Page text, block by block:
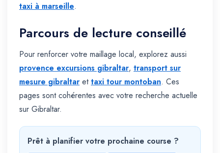
taxi à marseille.
Parcours de lecture conseillé
Pour renforcer votre maillage local, explorez aussi
provence excursions gibraltar, transport sur
mesure gibraltar ettaxi tour montoban. Ces
pages sont cohérentes avec votre recherche actuelle
sur Gibraltar.
Prêt à planifier votre prochaine course ?